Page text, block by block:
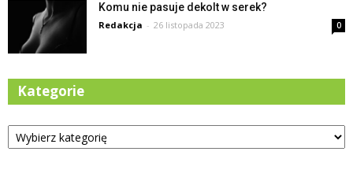
Komu nie pasuje dekolt w serek?
Redakcja - 26 listopada 2023 0
Kategorie
Kategorie